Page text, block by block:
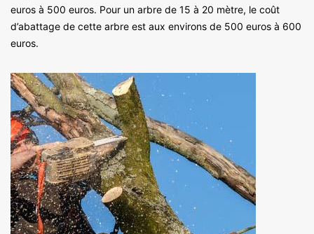
euros à 500 euros. Pour un arbre de 15 à 20 mètre, le coût
d’abattage de cette arbre est aux environs de 500 euros à 600
euros.